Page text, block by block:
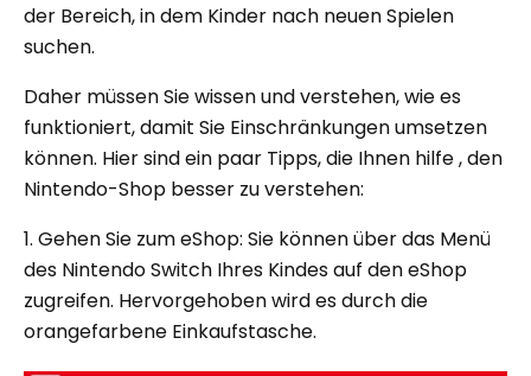
der Bereich, in dem Kinder nach neuen Spielen
suchen.
Daher müssen Sie wissen und verstehen, wie es
funktioniert, damit Sie Einschränkungen umsetzen
können. Hier sind ein paar Tipps, die Ihnen hilfe , den
Nintendo-Shop besser zu verstehen:
1. Gehen Sie zum eShop: Sie können über das Menü
des Nintendo Switch Ihres Kindes auf den eShop
zugreifen. Hervorgehoben wird es durch die
orangefarbene Einkaufstasche.